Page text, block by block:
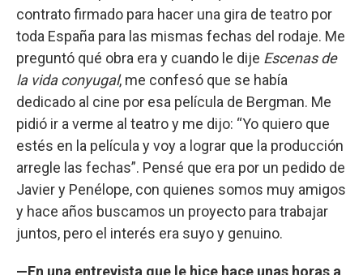
contrato firmado para hacer una gira de teatro por
toda España para las mismas fechas del rodaje. Me
preguntó qué obra era y cuando le dije Escenas de
la vida conyugal, me confesó que se había
dedicado al cine por esa película de Bergman. Me
pidió ir a verme al teatro y me dijo: “Yo quiero que
estés en la película y voy a lograr que la producción
arregle las fechas”. Pensé que era por un pedido de
Javier y Penélope, con quienes somos muy amigos
y hace años buscamos un proyecto para trabajar
juntos, pero el interés era suyo y genuino.